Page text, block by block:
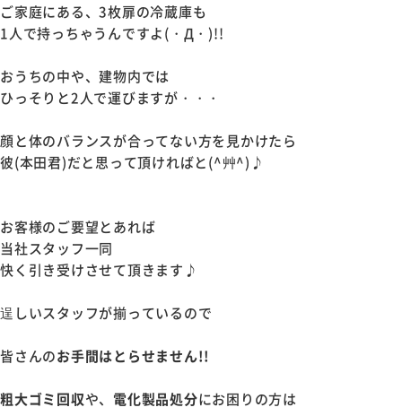
ご家庭にある、3枚扉の冷蔵庫も
1人で持っちゃうんですよ(・Д・)!!
おうちの中や、建物内では
ひっそりと2人で運びますが・・・
顔と体のバランスが合ってない方を見かけたら
彼(本田君)だと思って頂ければと(^艸^)♪
お客様のご要望とあれば
当社スタッフ一同
快く引き受けさせて頂きます♪
逞しいスタッフが揃っているので
皆さんのお手間はとらせません!!
粗大ゴミ回収や、 電化製品処分にお困りの方は